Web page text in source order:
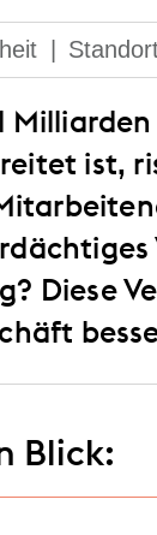
ist,
Diese
Blick: